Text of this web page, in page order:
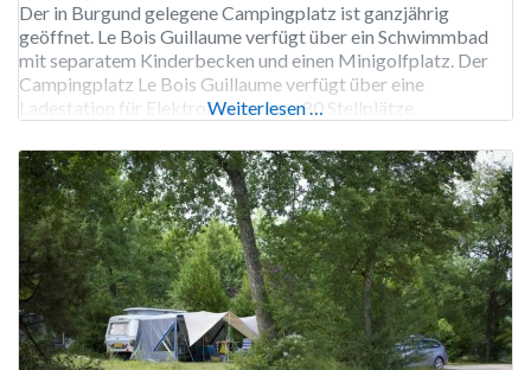
Der in Burgund gelegene Campingplatz ist ganzjährig
geöffnet. Le Bois Guillaume verfügt über ein Schwimmbad
mit separatem Kinderbecken und einen Minigolfplatz. Der
Campingplatz Le Bois Guillaume verfügt über eine
Ladestation für Elektrofahrzeuge. 80 Stellplätze,
Mobilheimen.
Weiterlesen …